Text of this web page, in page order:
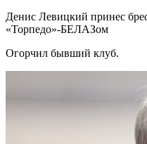
Денис Левицкий принес
«Торпедо»-БЕЛАЗом
Огорчил бывший клуб.